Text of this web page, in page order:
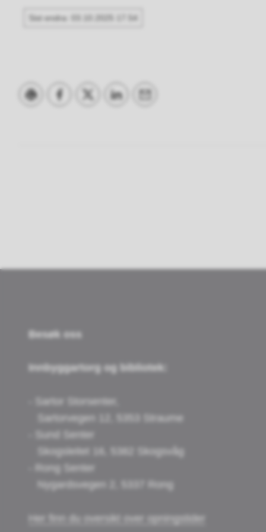
Sist endra 03.10.2025 17.54
Besøk oss
Innbyggartorg og bibliotek:
- Sartor Storsenter,
Sartorvegen 12, 5353 Straume
- Sund Senter
Skogsleitet 16, 5382 Skogsvåg
- Rong Senter
Nygardsvegen 2, 5337 Rong
Her finn du oversikt over opningstider